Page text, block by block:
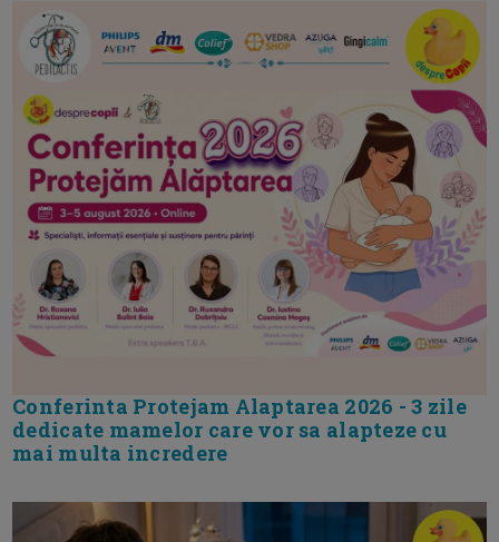
Conferinta Protejam Alaptarea 2026 - 3 zile
dedicate mamelor care vor sa alapteze cu
mai multa incredere